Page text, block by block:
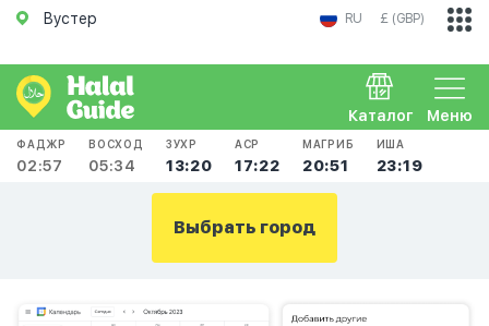
Вустер RU £ (GBP)
Меню
Каталог
ФАДЖР
02:57
ВОСХОД
05:34
ЗУХР
13:20
АСР
17:22
МАГРИБ
20:51
ИША
23:19
Выбрать город